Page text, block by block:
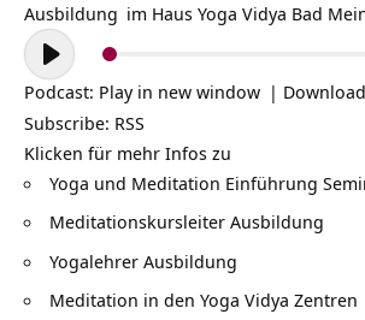
Ausbildung im Haus Yoga Vidya Bad
Audio-
Player
Podcast: Play in new window | Download
Subscribe: RSS
Klicken für mehr Infos zu
Yoga und Meditation Einführung
Meditationskursleiter Ausbildung
Yogalehrer Ausbildung
Meditation in den Yoga Vidya Zentren